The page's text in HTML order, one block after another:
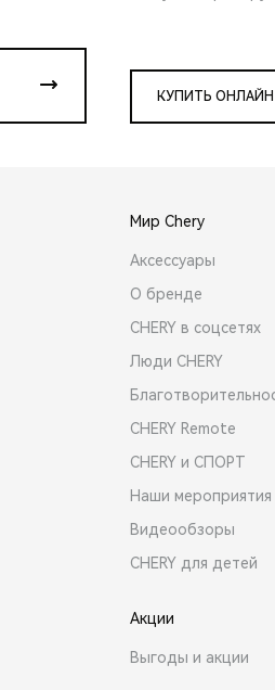
КУПИТЬ ОНЛАЙН
Мир Chery
Аксессуары
О бренде
CHERY в соцсетях
Люди CHERY
CHERY Remote
CHERY и СПОРТ
Наши мероприятия
Видеообзоры
CHERY для детей
Акции
Выгоды и акции